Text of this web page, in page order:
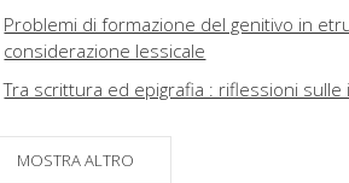
Problemi di formazione del genitivo in
considerazione lessicale
Tra scrittura ed epigrafia : riflessioni
Indirizzi e recapiti degli autori
MOSTRA ALTRO